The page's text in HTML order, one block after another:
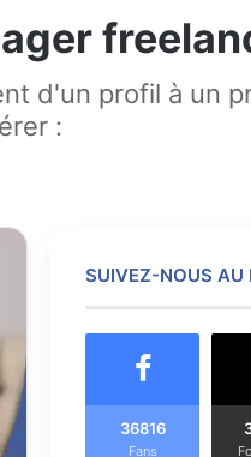
d'un profil à un
:
SUIVEZ-NOUS AU
36816
Fans